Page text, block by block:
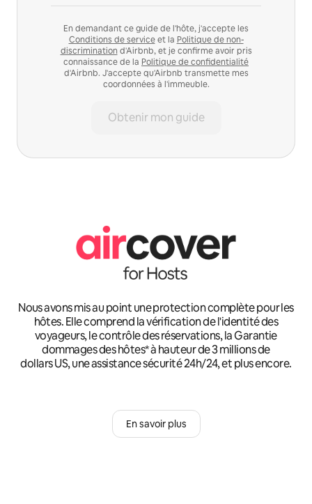
En demandant ce guide de l'hôte, j'accepte les
Conditions de serviceet la Politique de non-
discrimination d'Airbnb, et je confirme avoir pris
connaissance de la Politique de confidentialité
d'Airbnb. J'accepte qu'Airbnb transmette mes
coordonnées à l'immeuble.
Obtenir mon guide
Nous avons mis au point une protection complète pour les
hôtes. Elle comprend la vérification de l'identité des
voyageurs, le contrôle des réservations, la Garantie
dommages des hôtes* à hauteur de 3 millions de
dollars US, une assistance sécurité 24h/24, et plus encore.
En savoir plus